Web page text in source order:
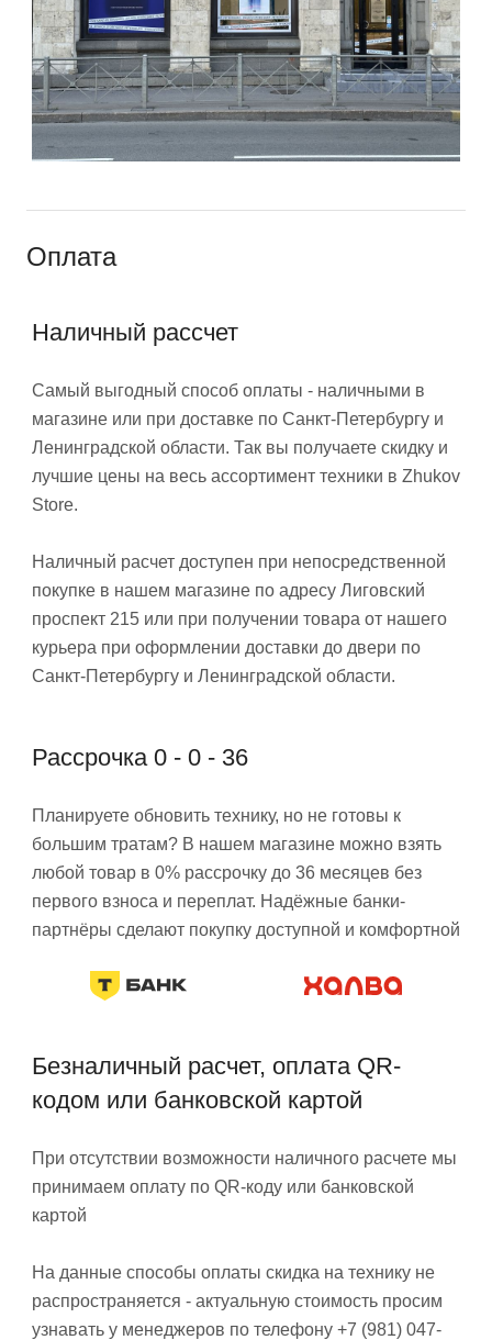
Оплата
Наличный рассчет
Самый выгодный способ оплаты - наличными в
магазине или при доставке по Санкт-Петербургу и
Ленинградской области. Так вы получаете скидку и
лучшие цены на весь ассортимент техники в Zhukov
Store.
Наличный расчет доступен при непосредственной
покупке в нашем магазине по адресу Лиговский
проспект 215 или при получении товара от нашего
курьера при оформлении доставки до двери по
Санкт-Петербургу и Ленинградской области.
Рассрочка 0 - 0 - 36
Планируете обновить технику, но не готовы к
большим тратам? В нашем магазине можно взять
любой товар в 0% рассрочку до 36 месяцев без
первого взноса и переплат. Надёжные банки-
партнёры сделают покупку доступной и комфортной
Безналичный расчет, оплата QR-
кодом или банковской картой
При отсутствии возможности наличного расчете мы
принимаем оплату по QR-коду или банковской
картой
На данные способы оплаты скидка на технику не
распространяется - актуальную стоимость просим
узнавать у менеджеров по телефону +7 (981) 047-